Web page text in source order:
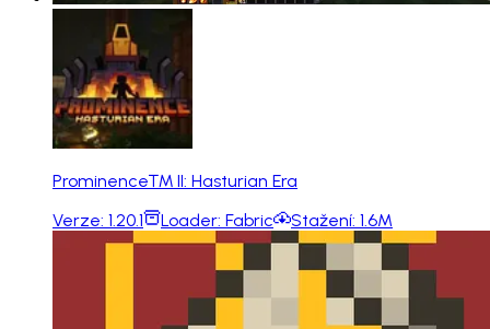
Prominence™ II: Hasturian Era
Verze: 1.20.1 Loader: Fabric Stažení: 1.6M